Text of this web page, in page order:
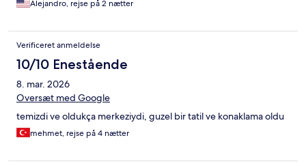
Alejandro, rejse på 2 nætter
Verificeret anmeldelse
10/10 Enestående
8. mar. 2026
Oversæt med Google
temizdi ve oldukça merkeziydi, guzel bir tatil ve konaklama oldu
mehmet, rejse på 4 nætter